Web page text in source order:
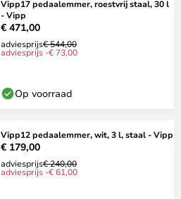
Vipp17 pedaalemmer, roestvrij staal, 30 l
- Vipp
€ 471,00
adviesprijs€ 544,00
adviesprijs -€ 73,00
Op voorraad
Vipp12 pedaalemmer, wit, 3 l, staal - Vipp
€ 179,00
adviesprijs€ 240,00
adviesprijs -€ 61,00